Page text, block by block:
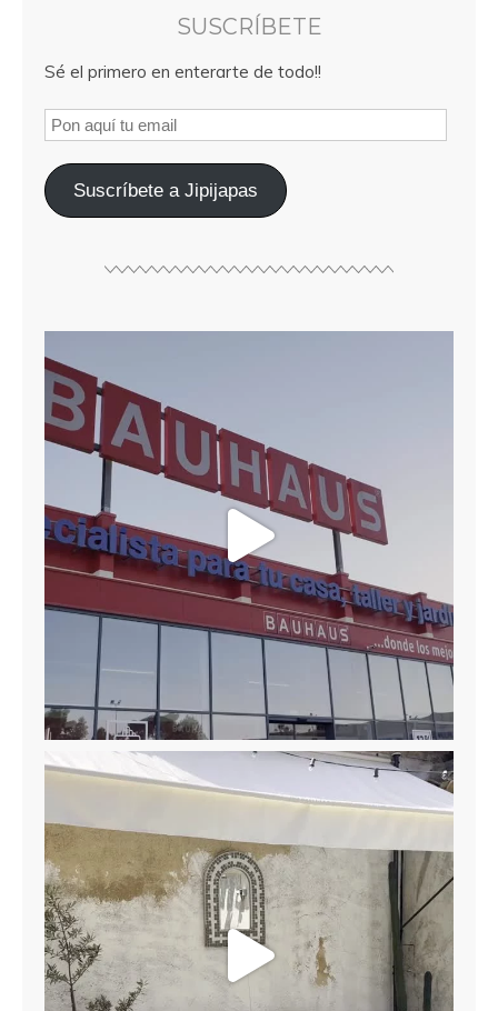
SUSCRÍBETE
Sé el primero en enterarte de todo!!
Suscríbete a Jipijapas